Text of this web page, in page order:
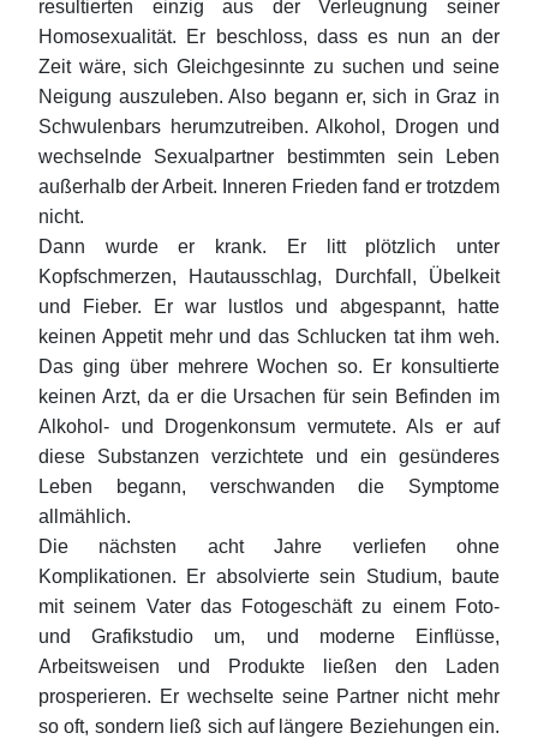
resultierten einzig aus der Verleugnung seiner
Homosexualität. Er beschloss, dass es nun an der
Zeit wäre, sich Gleichgesinnte zu suchen und seine
Neigung auszuleben. Also begann er, sich in Graz in
Schwulenbars herumzutreiben. Alkohol, Drogen und
wechselnde Sexualpartner bestimmten sein Leben
außerhalb der Arbeit. Inneren Frieden fand er trotzdem
nicht.
Dann wurde er krank. Er litt plötzlich unter
Kopfschmerzen, Hautausschlag, Durchfall, Übelkeit
und Fieber. Er war lustlos und abgespannt, hatte
keinen Appetit mehr und das Schlucken tat ihm weh.
Das ging über mehrere Wochen so. Er konsultierte
keinen Arzt, da er die Ursachen für sein Befinden im
Alkohol- und Drogenkonsum vermutete. Als er auf
diese Substanzen verzichtete und ein gesünderes
Leben begann, verschwanden die Symptome
allmählich.
Die nächsten acht Jahre verliefen ohne
Komplikationen. Er absolvierte sein Studium, baute
mit seinem Vater das Fotogeschäft zu einem Foto-
und Grafikstudio um, und moderne Einflüsse,
Arbeitsweisen und Produkte ließen den Laden
prosperieren. Er wechselte seine Partner nicht mehr
so oft, sondern ließ sich auf längere Beziehungen ein.